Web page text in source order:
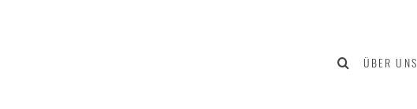
ÜBER UNS